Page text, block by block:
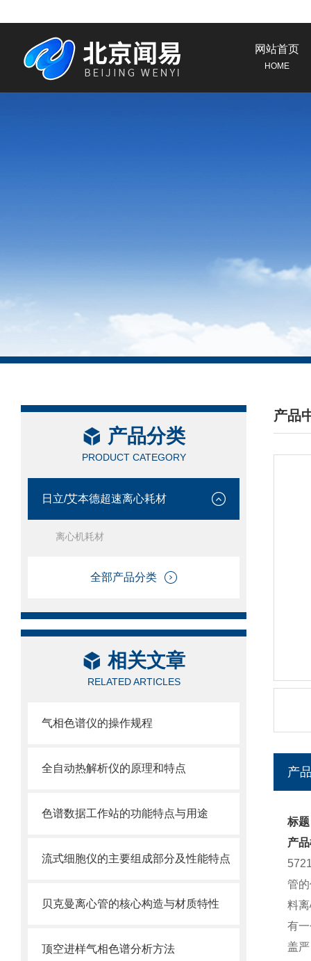
网站首页
HOME
产品分类
PRODUCT CATEGORY
日立/艾本德超速离心耗材
离心机耗材
全部产品分类
相关文章
RELATED ARTICLES
气相色谱仪的操作规程
全自动热解析仪的原理和特点
色谱数据工作站的功能特点与用途
流式细胞仪的主要组成部分及性能特点
贝克曼离心管的核心构造与材质特性
顶空进样气相色谱分析方法
产品
/
产
标
产
管
料
有
盖